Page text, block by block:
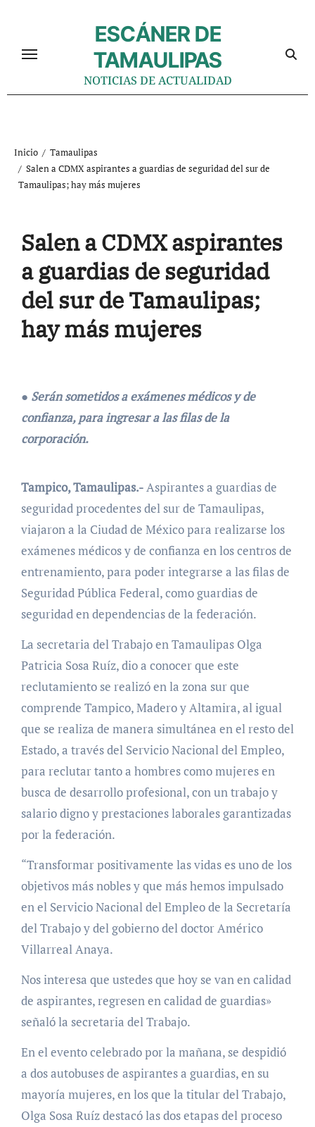
contenido
ESCÁNER DE
TAMAULIPAS
NOTICIAS DE ACTUALIDAD
Inicio
Tamaulipas
Salen a CDMX aspirantes a guardias de seguridad del sur de
Tamaulipas; hay más mujeres
Salen a CDMX aspirantes
a guardias de seguridad
del sur de Tamaulipas;
hay más mujeres
● Serán sometidos a exámenes médicos y de
confianza, para ingresar a las filas de la
corporación.
Tampico, Tamaulipas.-Aspirantes a guardias de
seguridad procedentes del sur de Tamaulipas,
viajaron a la Ciudad de México para realizarse los
exámenes médicos y de confianza en los centros de
entrenamiento, para poder integrarse a las filas de
Seguridad Pública Federal, como guardias de
seguridad en dependencias de la federación.
La secretaria del Trabajo en Tamaulipas Olga
Patricia Sosa Ruíz, dio a conocer que este
reclutamiento se realizó en la zona sur que
comprende Tampico, Madero y Altamira, al igual
que se realiza de manera simultánea en el resto del
Estado, a través del Servicio Nacional del Empleo,
para reclutar tanto a hombres como mujeres en
busca de desarrollo profesional, con un trabajo y
salario digno y prestaciones laborales garantizadas
por la federación.
“Transformar positivamente las vidas es uno de los
objetivos más nobles y que más hemos impulsado
en el Servicio Nacional del Empleo de la Secretaría
del Trabajo y del gobierno del doctor Américo
Villarreal Anaya.
Nos interesa que ustedes que hoy se van en calidad
de aspirantes, regresen en calidad de guardias»
señaló la secretaria del Trabajo.
En el evento celebrado por la mañana, se despidió
a dos autobuses de aspirantes a guardias, en su
mayoría mujeres, en los que la titular del Trabajo,
Olga Sosa Ruíz destacó las dos etapas del proceso